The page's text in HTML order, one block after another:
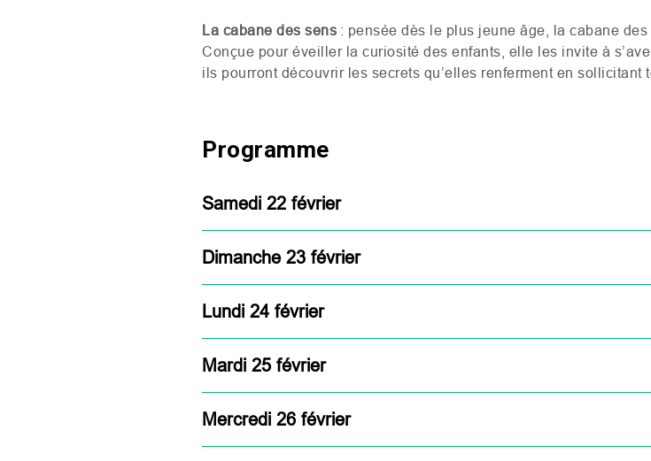
La cabane des sens : pensée dès le plus jeune âge, la cabane
Conçue pour éveiller la curiosité des enfants, elle les invite à
ils pourront découvrir les secrets qu’elles renferment en sollicitant
Programme
Samedi 22 février
Dimanche 23 février
Lundi 24 février
Mardi 25 février
Mercredi 26 février